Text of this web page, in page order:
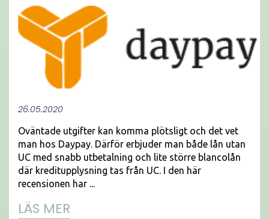
26.05.2020
Oväntade utgifter kan komma plötsligt och det vet
man hos Daypay. Därför erbjuder man både lån utan
UC med snabb utbetalning och lite större blancolån
där kreditupplysning tas från UC. I den här
recensionen har ...
LÄS MER